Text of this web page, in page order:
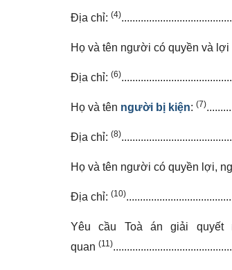
Địa chỉ: (4)
Họ và tên người có quyền và
Địa chỉ: (6)
Họ và tên người bị kiện: (7)
Địa chỉ: (8)
Họ và tên người có quyền lợi,
Địa chỉ: (10)
Yêu cầu Toà án giải
quan (11)